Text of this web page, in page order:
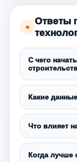
●
Ответы
С чего
Какие
Что влияет
Когда лучше